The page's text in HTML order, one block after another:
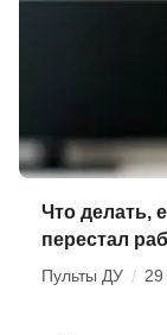
Что делать,
перестал
Пульты ДУ / 29